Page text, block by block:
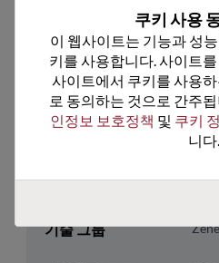
2
ROHS 준수 Yes
리드프리 No
패키지 유형
패키지 수량 3000
기술 그룹
쿠키 사용
이 웹사이트는 기능과 성
키를 사용합니다. 사이트
사이트에서 쿠키를 사용
로 동의하는 것으로 간주
인정보 보호정책 및 쿠키
니다.